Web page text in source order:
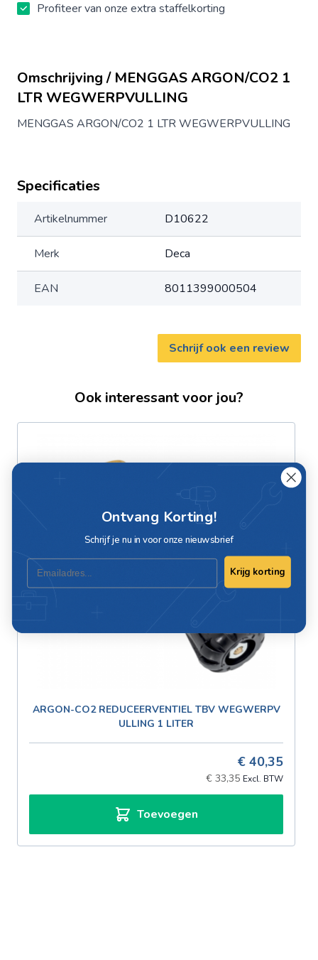
Profiteer van onze extra staffelkorting
Omschrijving / MENGGAS ARGON/CO2 1
LTR WEGWERPVULLING
MENGGAS ARGON/CO2 1 LTR WEGWERPVULLING
Specificaties
Artikelnummer D10622
Merk Deca
EAN 8011399000504
Schrijf ook een review
Ook interessant voor jou?
ARGON-CO2 REDUCEERVENTIEL TBV WEGWERPV
ULLING 1 LITER
€ 40,35
€ 33,35
Toevoegen
Ontvang Korting!
Schrijf je nu in voor onze nieuwsbrief
Email
Krijg korting